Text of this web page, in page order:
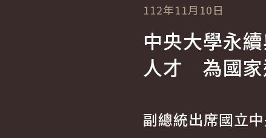
112年11月10日
中央大學永
人才 為國家
副總統出席國立